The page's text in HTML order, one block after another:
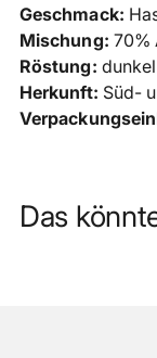
Geschmack:
Mischung: 70%
Röstung: dunkel
Herkunft: Süd-
Das